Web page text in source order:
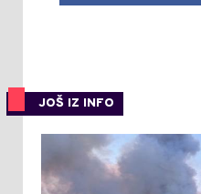
JOŠ IZ INFO